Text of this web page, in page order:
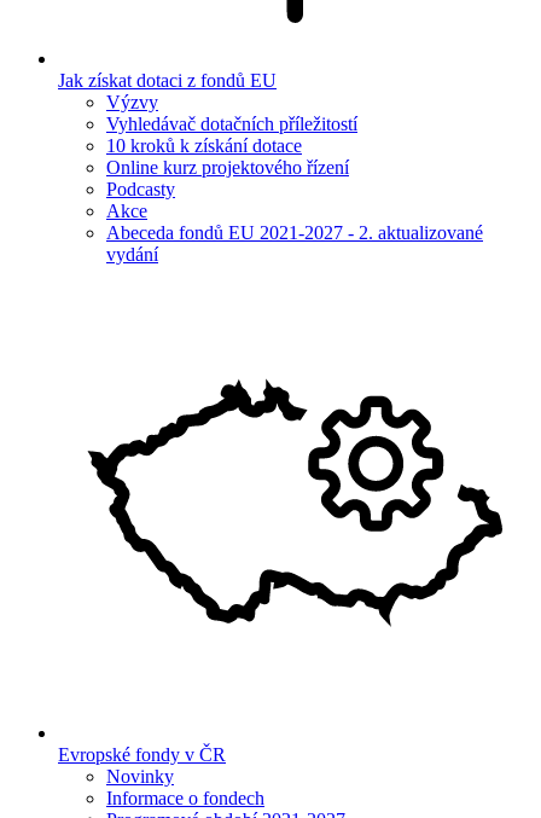
Jak získat dotaci z fondů EU
Výzvy
Vyhledávač dotačních příležitostí
10 kroků k získání dotace
Online kurz projektového řízení
Podcasty
Akce
Abeceda fondů EU 2021-2027 - 2. aktualizované
vydání
Evropské fondy v ČR
Novinky
Informace o fondech